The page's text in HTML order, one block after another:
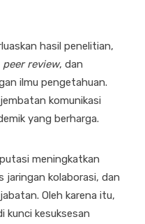
hasil penelitian,
peer review, dan
ilmu pengetahuan.
komunikasi
yang berharga.
meningkatkan
jaringan kolaborasi, dan
Oleh karena itu,
kunci kesuksesan